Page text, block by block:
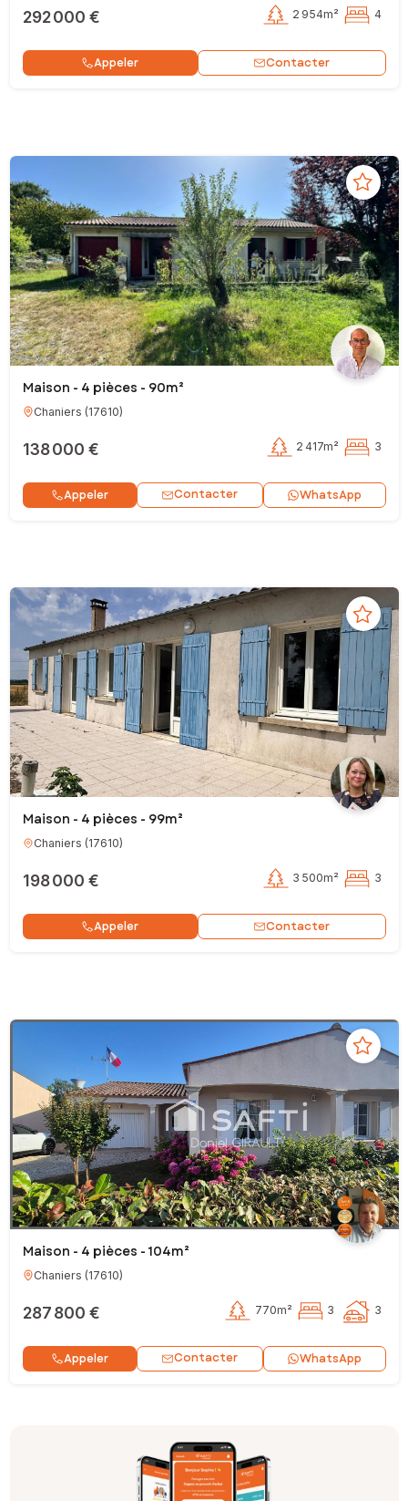
292 000 € 2 954m² 4
Appeler Contacter
Maison - 4 pièces - 90m²
Chaniers (17610)
138 000 € 2 417m² 3
Appeler Contacter WhatsApp
Maison - 4 pièces - 99m²
Chaniers (17610)
198 000 € 3 500m² 3
Appeler Contacter
Maison - 4 pièces - 104m²
Chaniers (17610)
287 800 € 770m² 3 3
Appeler Contacter WhatsApp